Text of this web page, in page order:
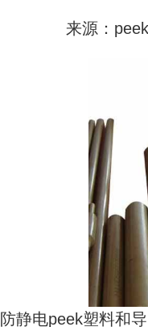
来源：
防静电peek塑料和